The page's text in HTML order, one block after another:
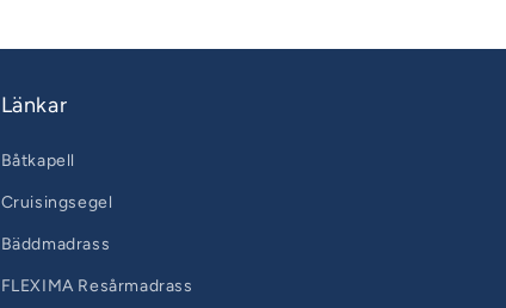
Länkar
Båtkapell
Cruisingsegel
Bäddmadrass
FLEXIMA Resårmadrass